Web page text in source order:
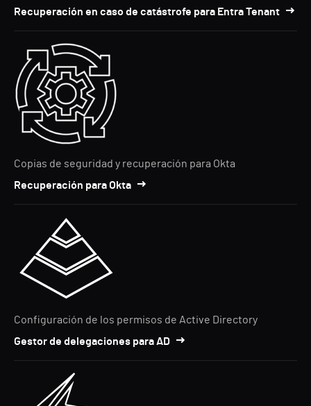
Recuperación en caso de catástrofe para Entra Tenant
Copias de seguridad y recuperación para Okta
Recuperación para Okta
Configuración de los permisos de Active Directory
Gestor de delegaciones para AD